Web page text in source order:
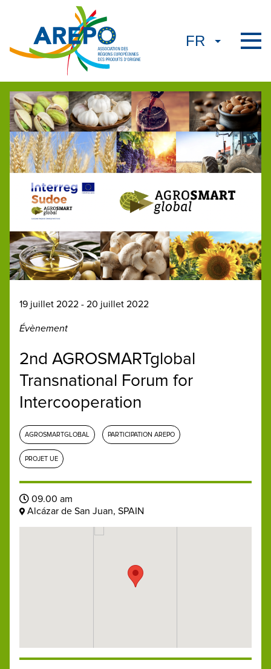
19 juillet 2022 - 20 juillet 2022
Évènement
2nd AGROSMARTglobal
Transnational Forum for
Intercooperation
AGROSMARTGLOBAL PARTICIPATION AREPO
PROJET UE
09.00 am
Alcázar de San Juan, SPAIN